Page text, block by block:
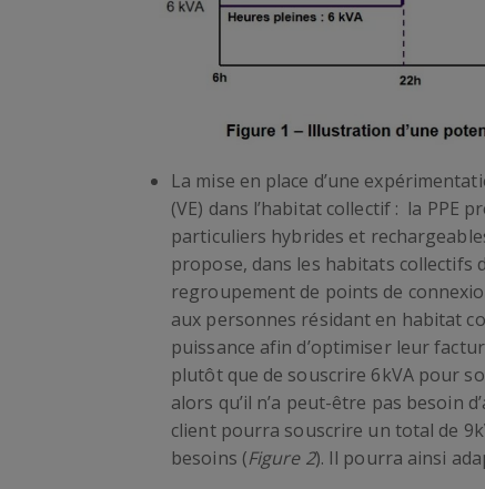
La mise en place d’une
(VE) dans l’habitat collectif : la PPE
particuliers hybrides et
propose, dans les habitats collectifs
regroupement de points de
aux personnes résidant en habitat
puissance afin d’optimiser leur
plutôt que de souscrire 6kVA pour
alors qu’il n’a peut-être pas besoin
client pourra souscrire un total de
besoins (Figure 2). Il pourra ainsi